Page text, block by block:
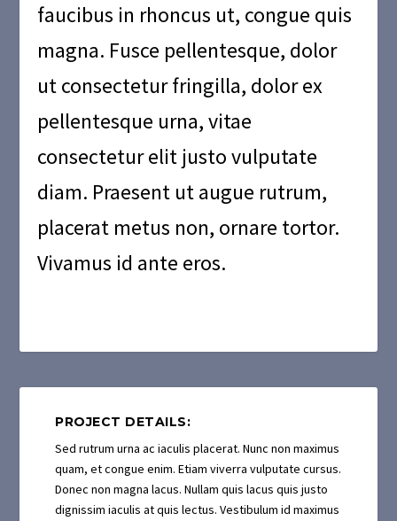
faucibus in rhoncus ut, congue quis
magna. Fusce pellentesque, dolor
ut consectetur fringilla, dolor ex
pellentesque urna, vitae
consectetur elit justo vulputate
diam. Praesent ut augue rutrum,
placerat metus non, ornare tortor.
Vivamus id ante eros.
PROJECT DETAILS:
Sed rutrum urna ac iaculis placerat. Nunc non maximus
quam, et congue enim. Etiam viverra vulputate cursus.
Donec non magna lacus. Nullam quis lacus quis justo
dignissim iaculis at quis lectus. Vestibulum id maximus